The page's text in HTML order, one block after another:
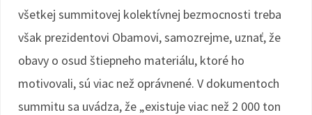
všetkej summitovej kolektívnej bezmocnosti treba
však prezidentovi Obamovi, samozrejme, uznať, že
obavy o osud štiepneho materiálu, ktoré ho
motivovali, sú viac než oprávnené. V dokumentoch
summitu sa uvádza, že „existuje viac než 2 000 ton